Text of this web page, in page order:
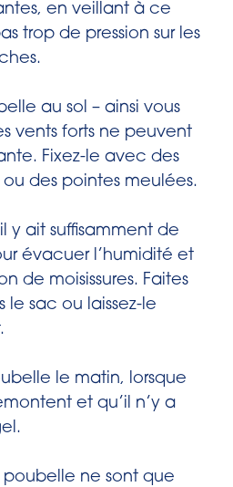
en veillant à ce
trop de pression sur les
au sol – ainsi vous
vents forts ne peuvent
Fixez-le avec des
des pointes meulées.
y ait suffisamment de
évacuer l’humidité et
de moisissures. Faites
le sac ou laissez-le
le matin, lorsque
et qu’il n’y a
poubelle ne sont que